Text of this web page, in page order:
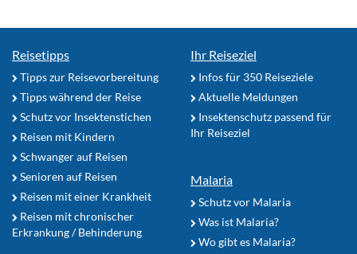
Reisetipps
Tipps zur Reisevorbereitung
Tipps während der Reise
Schutz vor Insektenstichen
Reisen mit Kindern
Schwanger auf Reisen
Senioren auf Reisen
Reisen mit einer Krankheit
Reisen mit chronischer
Erkrankung / Behinderung
Ihr Reiseziel
Infos für 350 Reiseziele
Aktuelle Meldungen
Insektenschutz passend für
Ihr Reiseziel
Malaria
Schutz vor Malaria
Was ist Malaria?
Wo gibt es Malaria?